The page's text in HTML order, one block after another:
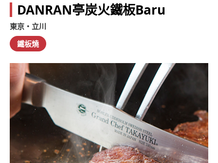
DANRAN亭炭火鐵板Baru
東京・立川
鐵板燒